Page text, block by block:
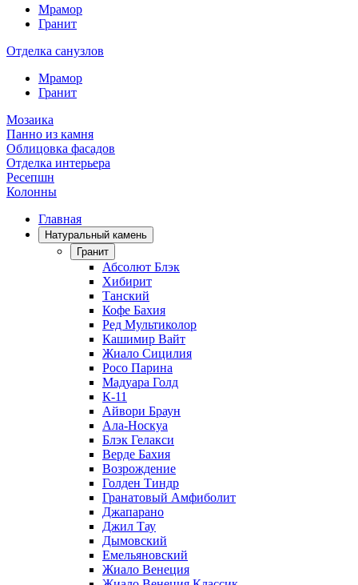
Мрамор
Гранит
Отделка санузлов
Мрамор
Гранит
Мозаика
Панно из камня
Облицовка фасадов
Отделка интерьера
Ресепшн
Колонны
Главная
Натуральный камень
Гранит
Абсолют Блэк
Хибирит
Танский
Кофе Бахия
Ред Мультиколор
Кашимир Вайт
Жиало Сицилия
Росо Парина
Мадуара Голд
К-11
Айвори Браун
Ала-Носкуа
Блэк Гелакси
Верде Бахия
Возрождение
Голден Тиндр
Гранатовый Амфиболит
Джапарано
Джил Тау
Дымовский
Емельяновский
Жиало Венеция